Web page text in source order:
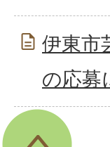
伊東市
の応募